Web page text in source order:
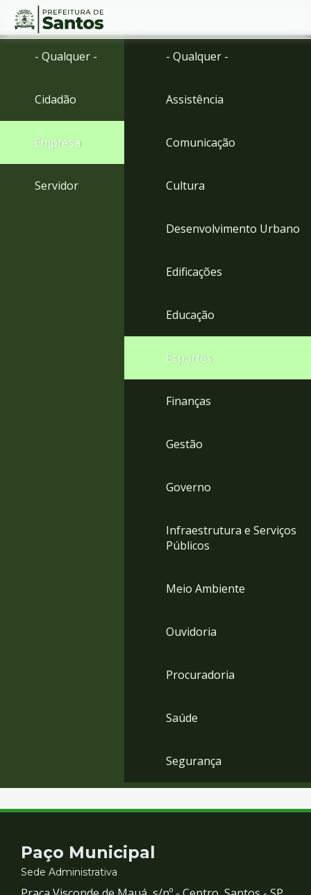
Ir
Ir
menu
Conteúdo
- Qualquer -
Cidadão
Empresa
Servidor
- Qualquer -
Assistência
Comunicação
Cultura
Desenvolvimento Urbano
Edificações
Educação
Esportes
Finanças
Gestão
Governo
Infraestrutura e Serviços
Públicos
Meio Ambiente
Ouvidoria
Procuradoria
Saúde
Segurança
Contato
e
Paço Municipal
Sede Administrativa